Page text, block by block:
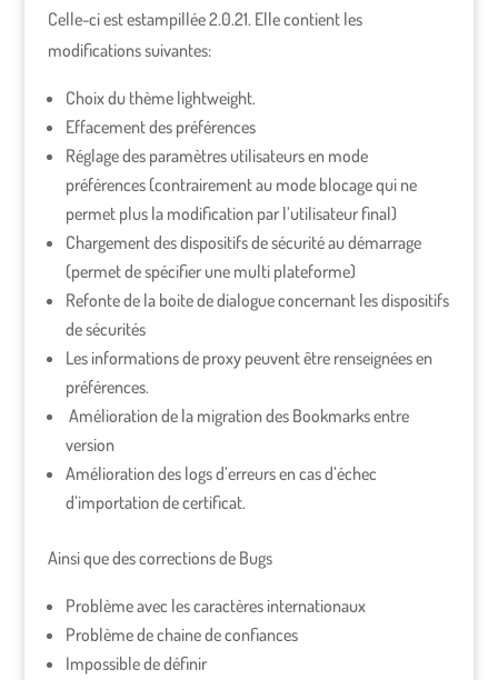
Celle-ci est estampillée 2.0.21. Elle contient les
modifications suivantes:
Choix du thème lightweight.
Effacement des préférences
Réglage des paramètres utilisateurs en mode
préférences (contrairement au mode blocage qui ne
permet plus la modification par l’utilisateur final)
Chargement des dispositifs de sécurité au démarrage
(permet de spécifier une multi plateforme)
Refonte de la boite de dialogue concernant les dispositifs
de sécurités
Les informations de proxy peuvent être renseignées en
préférences.
Amélioration de la migration des Bookmarks entre
version
Amélioration des logs d’erreurs en cas d’échec
d’importation de certificat.
Ainsi que des corrections de Bugs
Problème avec les caractères internationaux
Problème de chaine de confiances
Impossible de définir